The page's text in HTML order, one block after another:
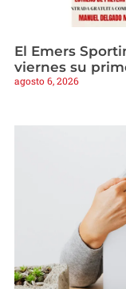
El Emers
viernes su
agosto 6, 2026